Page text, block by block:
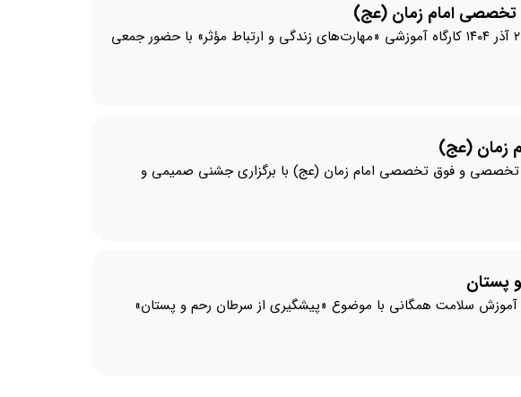
تخصصی امام زمان (عج)
به گزارش روابط عمومی بیمارستان تخصصی و فوق تخصصی امام زمان (عج)، روز یکشنبه ۲ آذر ۱۴۰۴ کارگاه آموزشی «مهارت‌های زندگی و ارتباط مؤثر» با حضور جمعی
زمان (عج)
تخصصی و فوق تخصصی امام زمان (عج) با برگزاری جشنی صمیمی و
پستان
سلامت همگانی با موضوع «پیشگیری از سرطان رحم و پستان»